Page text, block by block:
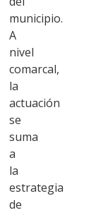
municipio.
A
nivel
comarcal,
la
actuación
se
suma
a
la
estrategia
de